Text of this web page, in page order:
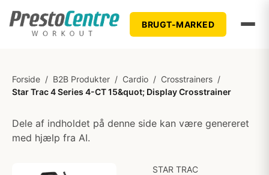
BRUGT-MARKED
Forside / B2B Produkter / Cardio / Crosstrainers /
Star Trac 4 Series 4-CT 15&quot; Display Crosstrainer
Dele af indholdet på denne side kan være genereret
med hjælp fra AI.
STAR TRAC